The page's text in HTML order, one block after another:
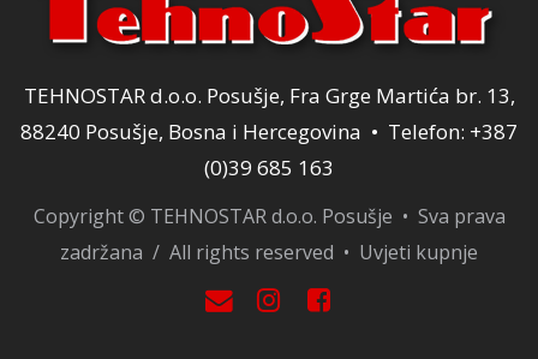
TEHNOSTAR d.o.o. Posušje, Fra Grge Martića br. 13,
88240 Posušje, Bosna i Hercegovina • Telefon: +387
(0)39 685 163
Copyright © TEHNOSTAR d.o.o. Posušje • Sva prava
zadržana / All rights reserved • Uvjeti kupnje